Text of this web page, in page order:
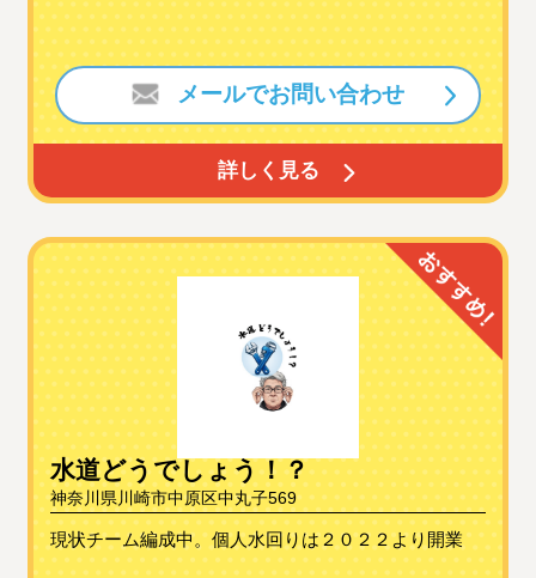
詳しく見る
メールでお問い合わせ
水道どうでしょう！？
神奈川県川崎市中原区中丸子569
現状チーム編成中。個人水回りは２０２２より開業